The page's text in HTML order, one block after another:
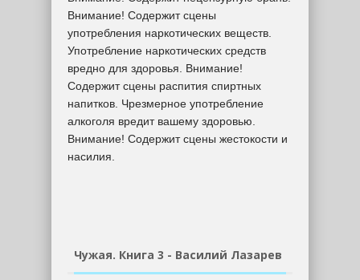
Внимание! Содержит сцены
употребления наркотических веществ.
Употребление наркотических средств
вредно для здоровья. Внимание!
Содержит сцены распития спиртных
напитков. Чрезмерное употребление
алкоголя вредит вашему здоровью.
Внимание! Содержит сцены жестокости и
насилия.
Чужая. Книга 3 - Василий Лазарев